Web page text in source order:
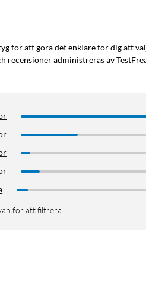
för att göra det enklare för dig att
recensioner administreras av
för att filtrera